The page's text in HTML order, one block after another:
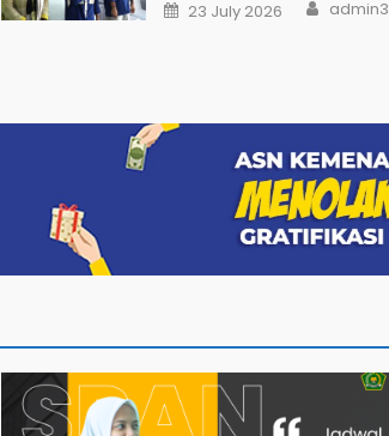
23 July 2026 admin3